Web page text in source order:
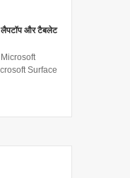
और टैबलेट
Surface